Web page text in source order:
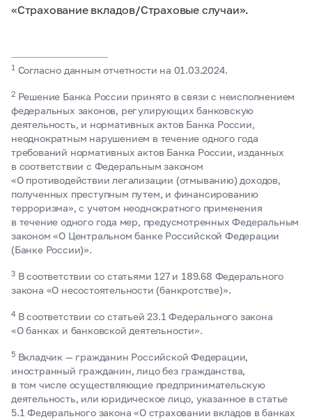
«Страхование вкладов/Страховые случаи».
1Согласно данным отчетности на 01.03.2024.
2Решение Банка России принято в связи с неисполнением
федеральных законов, регулирующих банковскую
деятельность, и нормативных актов Банка России,
неоднократным нарушением в течение одного года
требований нормативных актов Банка России, изданных
в соответствии с Федеральным законом
«O противодействии легализации (отмыванию) доходов,
полученных преступным путем, и финансированию
терроризма», с учетом неоднократного применения
в течение одного года мер, предусмотренных Федеральным
законом «O Центральном банке Российской Федерации
(Банке России)».
3В соответствии со статьями 127 и 189.68 Федерального
закона «О несостоятельности (банкротстве)».
4В соответствии со статьей 23.1 Федерального закона
«О банках и банковской деятельности».
5Вкладчик — гражданин Российской Федерации,
иностранный гражданин, лицо без гражданства,
в том числе осуществляющие предпринимательскую
деятельность, или юридическое лицо, указанное в статье
5.1 Федерального закона «О страховании вкладов в банках